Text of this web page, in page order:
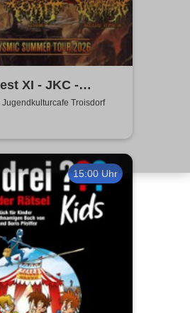
XI - JKC -
Troisdorf
Jugendkulturcafe Troisdorf
15:00 Uhr